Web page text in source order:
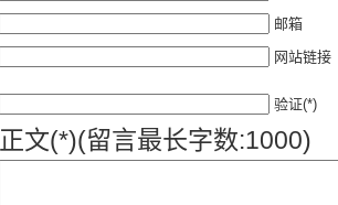
邮箱
网站链接
验证(*)
正文(*)(留言最长字数:1000)